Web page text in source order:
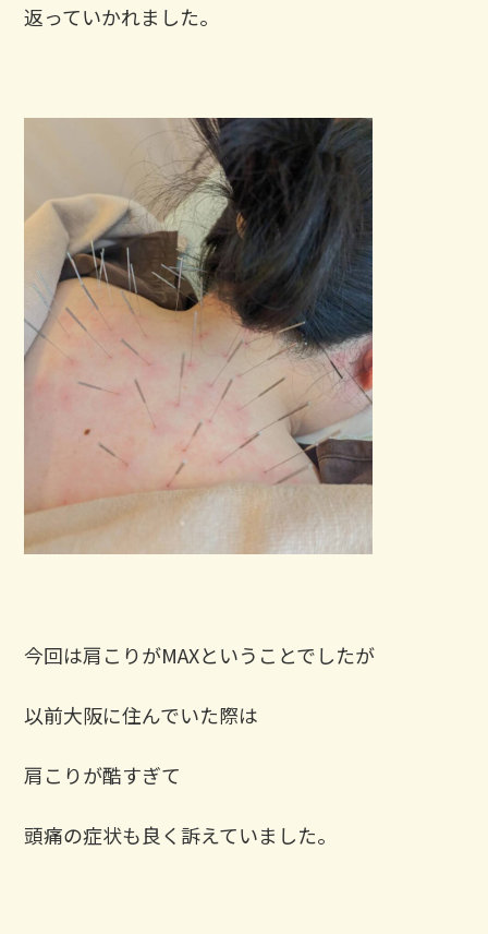
返っていかれました。
今回は肩こりがMAXということでしたが
以前大阪に住んでいた際は
肩こりが酷すぎて
頭痛の症状も良く訴えていました。